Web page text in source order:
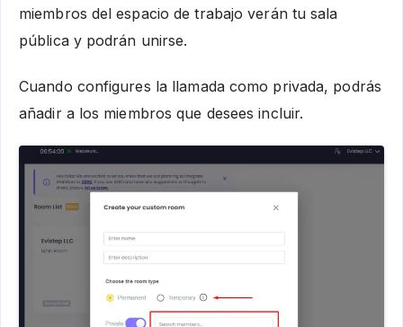
miembros del espacio de trabajo verán tu sala
pública y podrán unirse.
Cuando configures la llamada como privada, podrás
añadir a los miembros que desees incluir.